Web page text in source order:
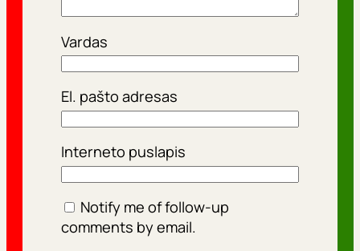
Vardas
El. pašto adresas
Interneto puslapis
Notify me of follow-up
comments by email.